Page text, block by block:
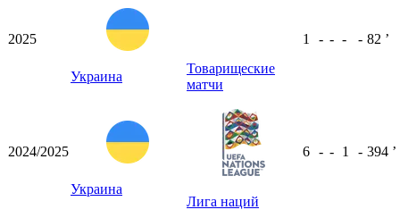
2025
Украина
Товарищеские
матчи
1 - - - - 82 ʼ
2024/2025
Украина
Лига наций
6 - - 1 - 394 ʼ